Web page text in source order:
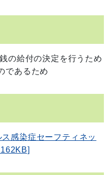
の給付の決定を行うため
であるため
感染症セーフティネッ